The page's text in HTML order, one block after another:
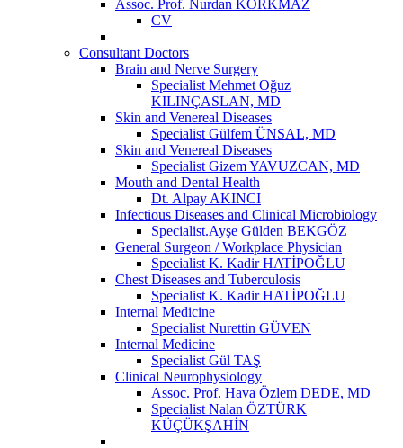
Assoc. Prof. Nurdan KORKMAZ
CV
Consultant Doctors
Brain and Nerve Surgery
Specialist Mehmet Oğuz
KILINÇASLAN, MD
Skin and Venereal Diseases
Specialist Gülfem ÜNSAL, MD
Skin and Venereal Diseases
Specialist Gizem YAVUZCAN, MD
Mouth and Dental Health
Dt. Alpay AKINCI
Infectious Diseases and Clinical Microbiology
Specialist.Ayşe Gülden BEKGÖZ
General Surgeon / Workplace Physician
Specialist K. Kadir HATİPOĞLU
Chest Diseases and Tuberculosis
Specialist K. Kadir HATİPOĞLU
Internal Medicine
Specialist Nurettin GÜVEN
Internal Medicine
Specialist Gül TAŞ
Clinical Neurophysiology
Assoc. Prof. Hava Özlem DEDE, MD
Specialist Nalan ÖZTÜRK
KÜÇÜKŞAHİN